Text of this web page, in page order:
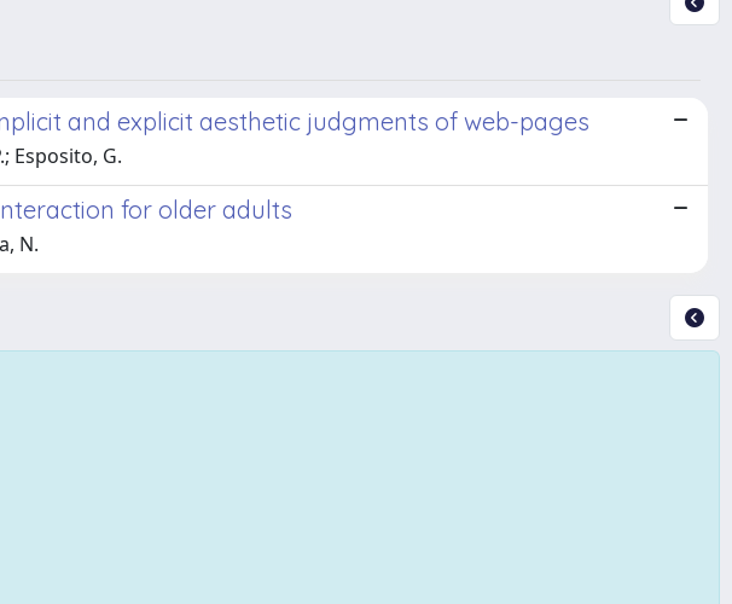
and explicit aesthetic judgments of web-pages
Esposito, G.
for older adults
N.